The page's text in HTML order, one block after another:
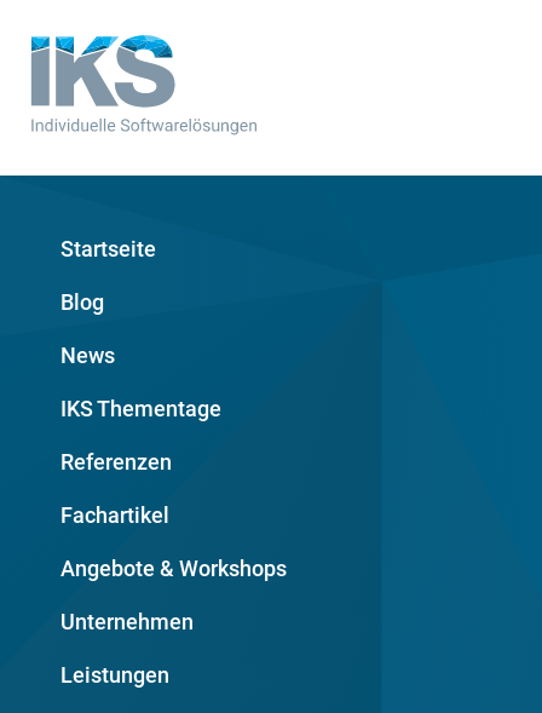
Startseite
Blog
News
IKS Thementage
Referenzen
Fachartikel
Angebote & Workshops
Unternehmen
Leistungen